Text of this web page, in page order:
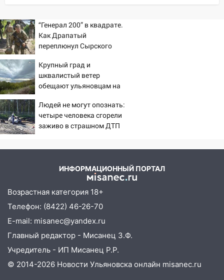
20:04
Ульяновцев приглашают на забег,
посвящённый Дню воздушного флота
России
19:12
В Ульяновской области
руководителя частной компании
наказали за сокрытие прошлого своего
сотрудник
18:02
В Ульяновск едут звезды
баскетбола!
«УльяновскФармации» за махинации на
16:09 Ветераны легкой атлетики из
Ульяновска успешно выступили на
Чемпионате России
16:02 В Ульяновской области убрали
более 28% площадей зерновых и
зернобобовых культур
“Генерал 200” в квадрате.
Как Драпатый
переплюнул Сырского
Крупный град и
шквалистый ветер
обещают ульяновцам на
Людей не могут опознать:
четыре человека сгорели
заживо в страшном ДТП
ИНФОРМАЦИОННЫЙ ПОРТАЛ
Возрастная категория 18+
Телефон: (8422) 46-26-70
E-mail: misanec@yandex.ru
Главный редактор - Мисанец З.Ф.
Учредитель - ИП Мисанец Р.Р.
© 2014-2026 Новости Ульяновска онлайн misanec.ru